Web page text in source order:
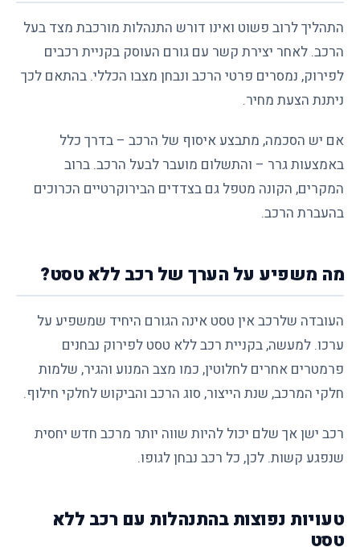
התהליך לרוב פשוט ואינו דורש התנהלות מורכבת מצד בעל
הרכב. לאחר יצירת קשר עם גורם העוסק בקניית רכבים
לפירוק, נמסרים פרטי הרכב ונבחן מצבו הכללי. בהתאם לכך
ניתנת הצעת מחיר.
אם יש הסכמה, מתבצע איסוף של הרכב – בדרך כלל
באמצעות גרר – והתשלום מועבר לבעל הרכב. ברוב
המקרים, הקונה מטפל גם בצדדים הבירוקרטיים הכרוכים
בהעברת הרכב.
מה משפיע על הערך של רכב ללא טסט?
העובדה שלרכב אין טסט אינה הגורם היחיד שמשפיע על
ערכו. למעשה, בקניית רכב ללא טסט לפירוק נבחנים
פרמטרים אחרים לחלוטין, כמו מצב המנוע והגיר, שלמות
חלקי המרכב, שנת הייצור, סוג הרכב והביקוש לחלקי חילוף.
רכב ישן אך שלם יכול להיות שווה יותר מרכב חדש יחסית
שנפגע קשות. לכן, כל רכב נבחן לגופו.
טעויות נפוצות בהתנהלות עם רכב ללא
טסט